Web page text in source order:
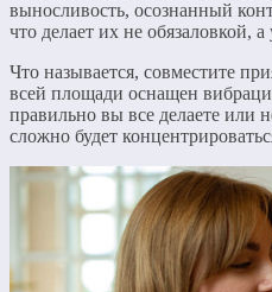
выносливость, осознанный
что делает их не обязаловкой,
Что называется, совместите
всей площади оснащен
правильно вы все делаете или
сложно будет